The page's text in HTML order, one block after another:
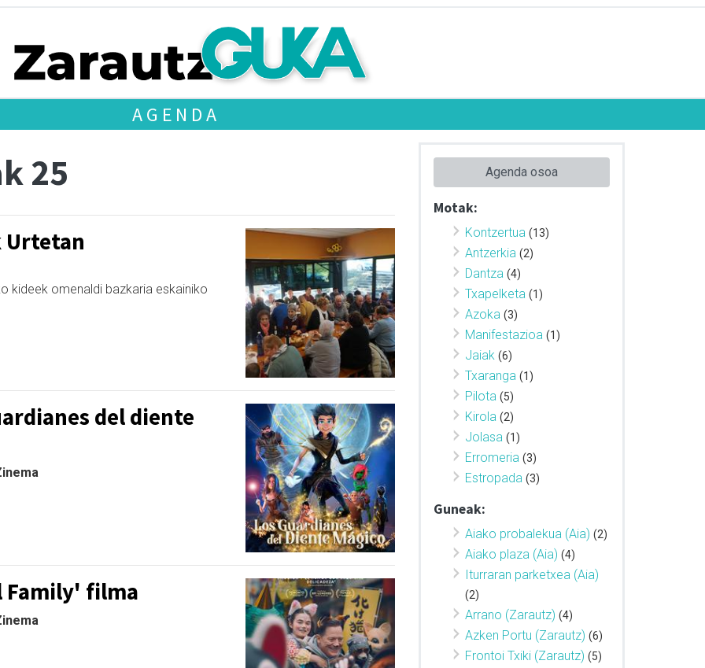
AGENDA
25
Urtetan
kideek omenaldi bazkaria eskainiko
del diente
Family' filma
Agenda osoa
Motak:
Kontzertua (13)
Antzerkia (2)
Dantza (4)
Txapelketa (1)
Azoka (3)
Manifestazioa (1)
Jaiak (6)
Txaranga (1)
Pilota (5)
Kirola (2)
Jolasa (1)
Erromeria (3)
Estropada (3)
Guneak:
Aiako probalekua (Aia) (2)
Aiako plaza (Aia) (4)
Iturraran parketxea (Aia)
(2)
Arrano (Zarautz) (4)
Azken Portu (Zarautz) (6)
Frontoi Txiki (Zarautz) (5)